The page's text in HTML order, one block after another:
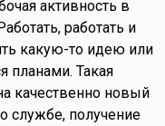
активность в
работать и
какую-то идею или
планами. Такая
качественно новый
службе, получение